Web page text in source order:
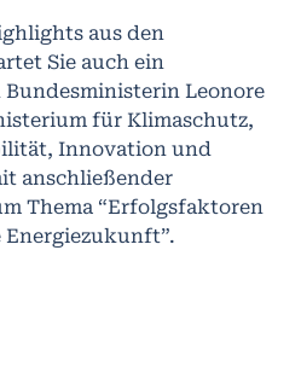
aus den
Sie auch ein
Leonore
für Klimaschutz,
Innovation und
anschließender
Thema “Erfolgsfaktoren